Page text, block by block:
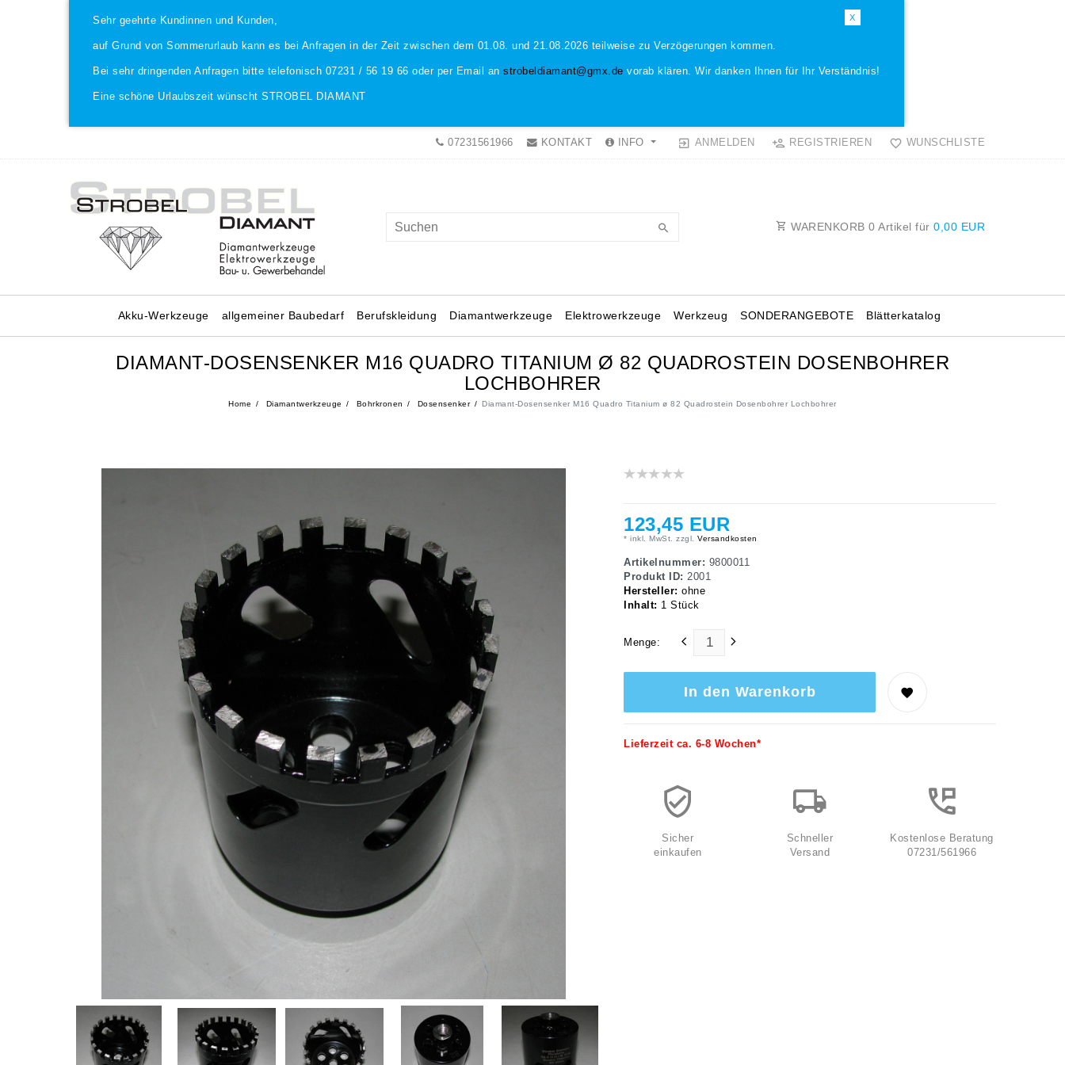
X
Sehr geehrte Kundinnen und Kunden,
auf Grund von Sommerurlaub kann es bei Anfragen in der Zeit zwischen dem 01.08. und 21.08.2026 teilweise zu Verzögerungen kommen.
Bei sehr dringenden Anfragen bitte telefonisch 07231 / 56 19 66 oder per Email an strobeldiamant@gmx.de vorab klären. Wir danken Ihnen für Ihr Verständnis!
Eine schöne Urlaubszeit wünscht STROBEL DIAMANT
07231561966 KONTAKT INFO ANMELDEN REGISTRIEREN WUNSCHLISTE
WARENKORB 0 Artikel für 0,00 EUR
Akku-Werkzeuge allgemeiner Baubedarf Berufskleidung Diamantwerkzeuge Elektrowerkzeuge Werkzeug Blätterkatalog
SONDERANGEBOTE
DIAMANT-DOSENSENKER M16 QUADRO TITANIUM Ø 82 QUADROSTEIN DOSENBOHRER
LOCHBOHRER
Home Diamantwerkzeuge Bohrkronen Dosensenker Diamant-Dosensenker M16 Quadro Titanium ø 82 Quadrostein Dosenbohrer Lochbohrer
123,45 EUR
* inkl. MwSt. zzgl. Versandkosten
Artikelnummer: 9800011
Produkt ID: 2001
Hersteller: ohne
Inhalt: 1 Stück
Menge:
In den Warenkorb
Lieferzeit ca. 6-8 Wochen*
Sicher
einkaufen
Schneller
Versand
Kostenlose Beratung
07231/561966